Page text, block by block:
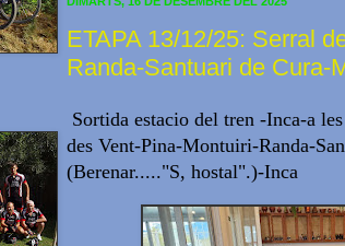
ETAPA 13/12/25: Serral
Randa-Santuari de Cura-
Sortida estacio del tren -Inca-a
des Vent-Pina-Montuiri-Randa-
(Berenar....."S, hostal".)-Inca